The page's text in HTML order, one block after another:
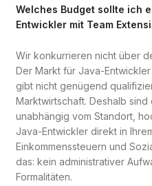
Welches Budget sollte ich
Entwickler mit Team
Wir konkurrieren nicht über
Der Markt für Java-
gibt nicht genügend
Marktwirtschaft. Deshalb sind
unabhängig vom Standort,
Java-Entwickler direkt in
Einkommenssteuern und
das: kein administrativer
Formalitäten.